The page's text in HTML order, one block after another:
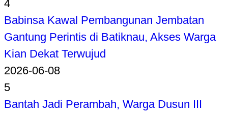
4
Babinsa Kawal Pembangunan Jembatan
Gantung Perintis di Batiknau, Akses Warga
Kian Dekat Terwujud
2026-06-08
5
Bantah Jadi Perambah, Warga Dusun III